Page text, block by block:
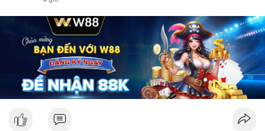
#titanbot
📰 Nguồn: CoinDesk